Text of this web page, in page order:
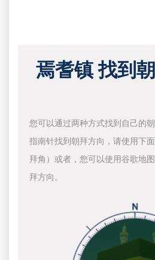
焉耆镇 找到
您可以通过两种方式找到自己的
指南针找到朝拜方向，请使用下
拜角）或者，您可以使用谷歌地
拜方向。